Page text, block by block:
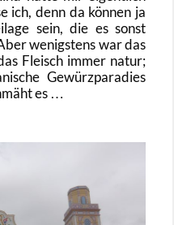
ich, denn da kön­nen ja
sein, die es sonst
we­nigs­tens war das
Fleisch immer natur;
Ge­würz­pa­ra­dies
es …